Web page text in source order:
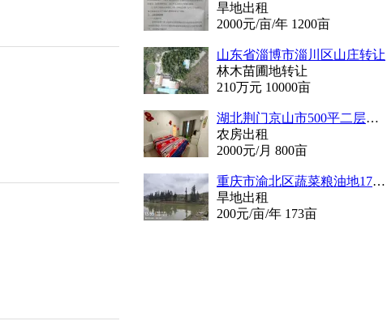
旱地出租
2000元/亩/年 1200亩
山东省淄博市淄川区山庄转让
林木苗圃地转让
210万元 10000亩
湖北荆门京山市500平二层精装修农房，拎包入住，养老种菜养鸡
农房出租
2000元/月 800亩
重庆市渝北区蔬菜粮油地173亩出租
旱地出租
200元/亩/年 173亩